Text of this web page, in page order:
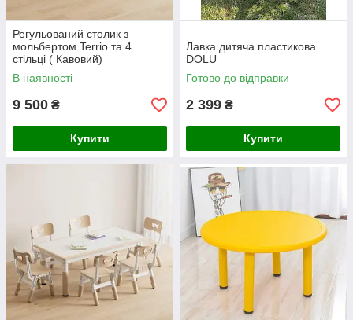
Регульований столик з
мольбертом Terrio та 4
стільці ( Кавовий)
В наявності
9 500 ₴
Купити
Лавка дитяча пластикова
DOLU
Готово до відправки
2 399 ₴
Купити